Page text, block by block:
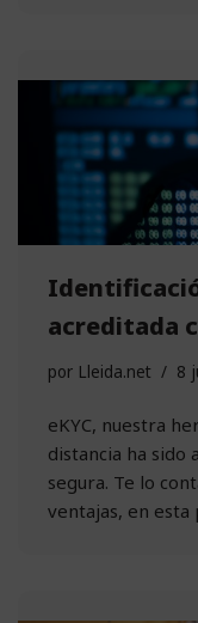
acreditada
por Lleida.net 8
eKYC, nuestra
distancia ha sido
segura. Te lo
ventajas, en esta